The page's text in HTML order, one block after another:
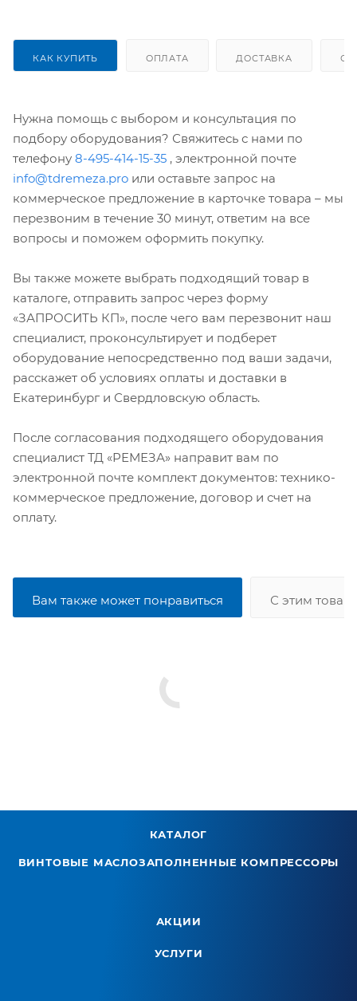
КАК КУПИТЬ ОПЛАТА ДОСТАВКА
Нужна помощь с выбором и консультация по
подбору оборудования? Свяжитесь с нами по
телефону 8-495-414-15-35 , электронной почте
info@tdremeza.pro или оставьте запрос на
коммерческое предложение в карточке товара – мы
перезвоним в течение 30 минут, ответим на все
вопросы и поможем оформить покупку.
Вы также можете выбрать подходящий товар в
каталоге, отправить запрос через форму
«ЗАПРОСИТЬ КП», после чего вам перезвонит наш
специалист, проконсультирует и подберет
оборудование непосредственно под ваши задачи,
расскажет об условиях оплаты и доставки в
Екатеринбург и Свердловскую область.
После согласования подходящего оборудования
специалист ТД «РЕМЕЗА» направит вам по
электронной почте комплект документов: технико-
коммерческое предложение, договор и счет на
оплату.
Вам также может понравиться С этим
КАТАЛОГ
ВИНТОВЫЕ МАСЛОЗАПОЛНЕННЫЕ КОМПРЕССОРЫ
АКЦИИ
УСЛУГИ